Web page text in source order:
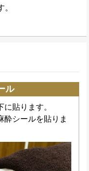
ル
貼ります。
シールを貼りま